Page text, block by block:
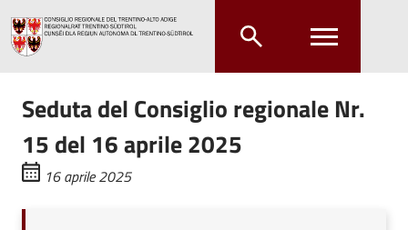
Seduta del Consiglio regionale Nr.
15 del 16 aprile 2025
16 aprile 2025